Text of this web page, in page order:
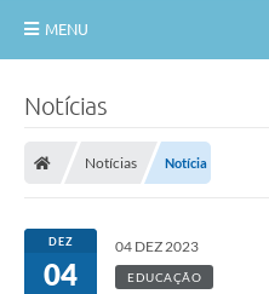
MENU
SECRETARIA E DEPARTAMENTOS
Planos Municipais
Notícias
Notícias Notícia
DEZ
04
04 DEZ 2023
EDUCAÇÃO